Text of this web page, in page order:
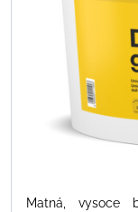
Matná, vysoce